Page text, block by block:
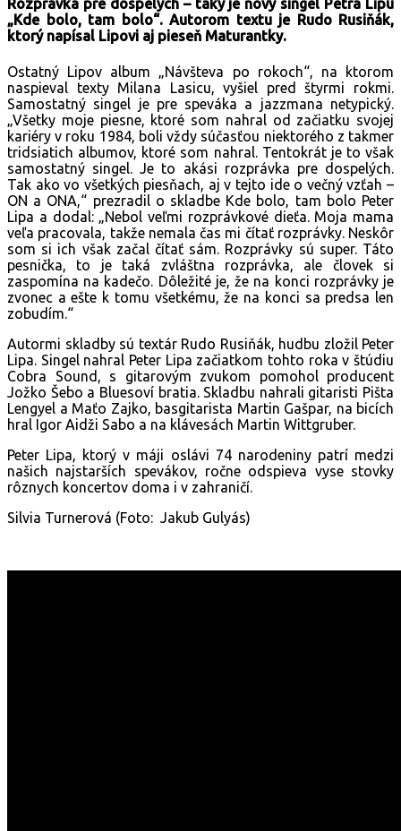
Rozprávka pre dospelých – taký je nový singel Petra Lipu
„Kde bolo, tam bolo“. Autorom textu je Rudo Rusiňák,
ktorý napísal Lipovi aj pieseň Maturantky.
Ostatný Lipov album „Návšteva po rokoch“, na ktorom
naspieval texty Milana Lasicu, vyšiel pred štyrmi rokmi.
Samostatný singel je pre speváka a jazzmana netypický.
„Všetky moje piesne, ktoré som nahral od začiatku svojej
kariéry v roku 1984, boli vždy súčasťou niektorého z takmer
tridsiatich albumov, ktoré som nahral. Tentokrát je to však
samostatný singel. Je to akási rozprávka pre dospelých.
Tak ako vo všetkých piesňach, aj v tejto ide o večný vzťah –
ON a ONA,“ prezradil o skladbe Kde bolo, tam bolo Peter
Lipa a dodal: „Nebol veľmi rozprávkové dieťa. Moja mama
veľa pracovala, takže nemala čas mi čítať rozprávky. Neskôr
som si ich však začal čítať sám. Rozprávky sú super. Táto
pesnička, to je taká zvláštna rozprávka, ale človek si
zaspomína na kadečo. Dôležité je, že na konci rozprávky je
zvonec a ešte k tomu všetkému, že na konci sa predsa len
zobudím.“
Autormi skladby sú textár Rudo Rusiňák, hudbu zložil Peter
Lipa. Singel nahral Peter Lipa začiatkom tohto roka v štúdiu
Cobra Sound, s gitarovým zvukom pomohol producent
Jožko Šebo a Bluesoví bratia. Skladbu nahrali gitaristi Pišta
Lengyel a Maťo Zajko, basgitarista Martin Gašpar, na bicích
hral Igor Aidži Sabo a na klávesách Martin Wittgruber.
Peter Lipa, ktorý v máji oslávi 74 narodeniny patrí medzi
našich najstarších spevákov, ročne odspieva vyse stovky
rôznych koncertov doma i v zahraničí.
Silvia Turnerová (Foto: Jakub Gulyás)